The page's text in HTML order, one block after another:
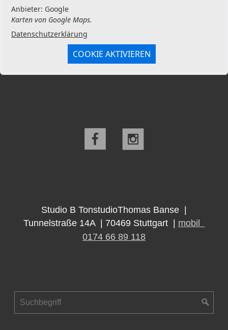
Anbieter: Google
Karten von Google Maps.
Datenschutzerklärung
COOKIE AKTIVIEREN
Studio B TonstudioThomas Banse |
Tunnelstraße 14A | 70469 Stuttgart | mobil
0174 66 89 118